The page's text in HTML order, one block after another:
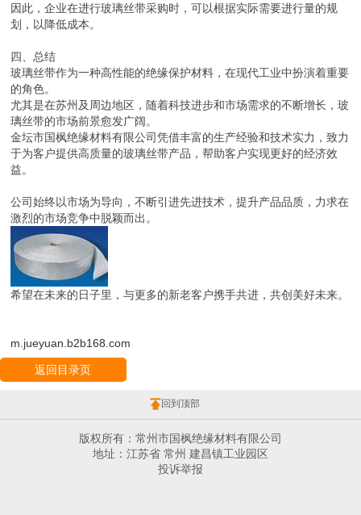
因此，企业在进行玻璃丝带采购时，可以根据实际需要进行量的规
划，以降低成本。
四、总结
玻璃丝带作为一种高性能的绝缘保护材料，在现代工业中扮演着重要
的角色。
尤其是在苏州及周边地区，随着科技进步和市场需求的不断增长，玻
璃丝带的市场前景愈发广阔。
金坛市国枫绝缘材料有限公司凭借丰富的生产经验和技术实力，致力
于为客户提供高质量的玻璃丝带产品，帮助客户实现更好的经济效
益。
公司始终以市场为导向，不断引进先进技术，提升产品品质，力求在
激烈的市场竞争中脱颖而出。
希望在未来的日子里，与更多的新老客户携手共进，共创美好未来。
m.jueyuan.b2b168.com
返回目录页
回到顶部
版权所有：常州市国枫绝缘材料有限公司
地址：江苏省 常州 建昌镇工业园区
投诉举报